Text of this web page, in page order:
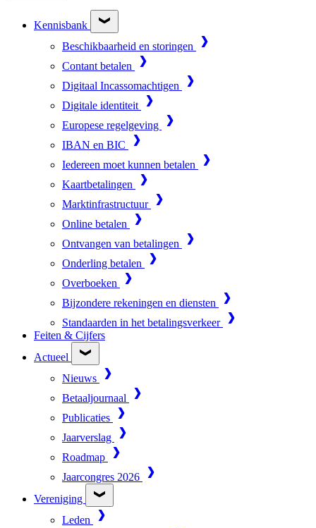
Kennisbank
Beschikbaarheid en storingen
Contant betalen
Digitaal Incassomachtigen
Digitale identiteit
Europese regelgeving
IBAN en BIC
Iedereen moet kunnen betalen
Kaartbetalingen
Marktinfrastructuur
Online betalen
Ontvangen van betalingen
Onderling betalen
Overboeken
Bijzondere rekeningen en diensten
Standaarden in het betalingsverkeer
Feiten & Cijfers
Actueel
Nieuws
Betaaljournaal
Publicaties
Jaarverslag
Roadmap
Jaarcongres 2026
Vereniging
Leden